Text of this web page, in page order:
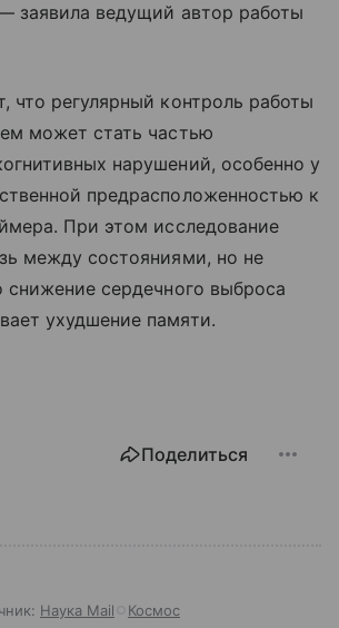
заявила ведущий автор работы
что регулярный контроль работы
может стать частью
нарушений, особенно у
предрасположенностью к
При этом исследование
между состояниями, но не
снижение сердечного выброса
ухудшение памяти.
Поделиться
Наука Mail Космос